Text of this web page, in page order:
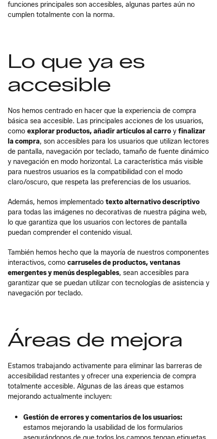
funciones principales son accesibles, algunas partes aún no
cumplen totalmente con la norma.
Lo que ya es
accesible
Nos hemos centrado en hacer que la experiencia de compra
básica sea accesible. Las principales acciones de los usuarios,
como explorar productos, añadir artículos al carro y finalizar
la compra, son accesibles para los usuarios que utilizan lectores
de pantalla, navegación por teclado, tamaño de fuente dinámico
y navegación en modo horizontal. La característica más visible
para nuestros usuarios es la compatibilidad con el modo
claro/oscuro, que respeta las preferencias de los usuarios.
Además, hemos implementado texto alternativo descriptivo
para todas las imágenes no decorativas de nuestra página web,
lo que garantiza que los usuarios con lectores de pantalla
puedan comprender el contenido visual.
También hemos hecho que la mayoría de nuestros componentes
interactivos, como carruseles de productos, ventanas
emergentes y menús desplegables, sean accesibles para
garantizar que se puedan utilizar con tecnologías de asistencia y
navegación por teclado.
Áreas de mejora
Estamos trabajando activamente para eliminar las barreras de
accesibilidad restantes y ofrecer una experiencia de compra
totalmente accesible. Algunas de las áreas que estamos
mejorando actualmente incluyen:
Gestión de errores y comentarios de los usuarios:
estamos mejorando la usabilidad de los formularios